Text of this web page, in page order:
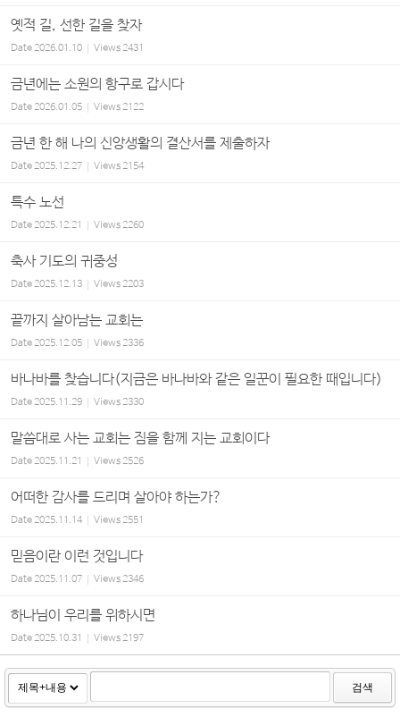
옛적 길, 선한 길을 찾자
Date2026.01.10 Views2431
금년에는 소원의 항구로 갑시다
Date2026.01.05 Views2122
금년 한 해 나의 신앙생활의 결산서를 제출하자
Date2025.12.27 Views2154
특수 노선
Date2025.12.21 Views2260
축사 기도의 귀중성
Date2025.12.13 Views2203
끝까지 살아남는 교회는
Date2025.12.05 Views2336
바나바를 찾습니다(지금은 바나바와 같은 일꾼이 필요한 때입니다)
Date2025.11.29 Views2330
말씀대로 사는 교회는 짐을 함께 지는 교회이다
Date2025.11.21 Views2526
어떠한 감사를 드리며 살아야 하는가?
Date2025.11.14 Views2551
믿음이란 이런 것입니다
Date2025.11.07 Views2346
하나님이 우리를 위하시면
Date2025.10.31 Views2197
검색